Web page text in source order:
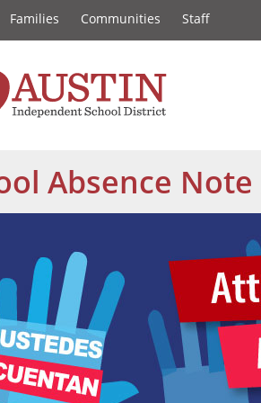
Families Communities Staff
Absence